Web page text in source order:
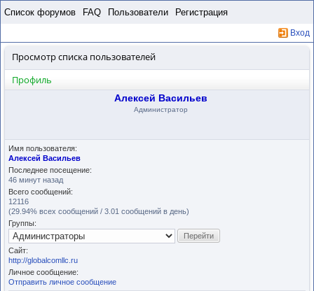
Список форумов FAQ Пользователи Регистрация
Вход
Просмотр списка пользователей
Профиль
Алексей Васильев
Администратор
Имя пользователя:
Алексей Васильев
Последнее посещение:
46 минут назад
Всего сообщений:
12116
(29.94% всех сообщений / 3.01 сообщений в день)
Группы:
Сайт:
http://globalcomllc.ru
Личное сообщение:
Отправить личное сообщение